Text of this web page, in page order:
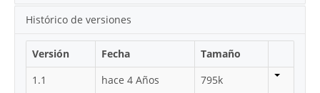
Histórico de versiones
Versión Fecha
Tamaño
1.1
hace 4 Años
795k